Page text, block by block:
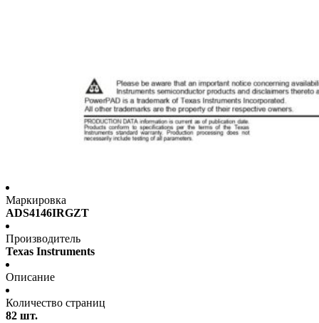
Маркировка
ADS4146IRGZT
Производитель
Texas Instruments
Описание
Количество страниц
82 шт.